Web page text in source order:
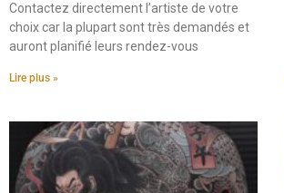
Contactez directement l’artiste de votre
choix car la plupart sont très demandés et
auront planifié leurs rendez-vous
Lire plus »